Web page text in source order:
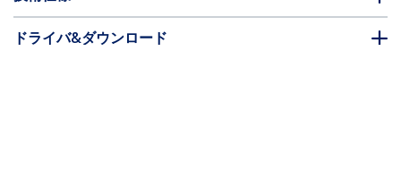
ドライバ&ダウンロード